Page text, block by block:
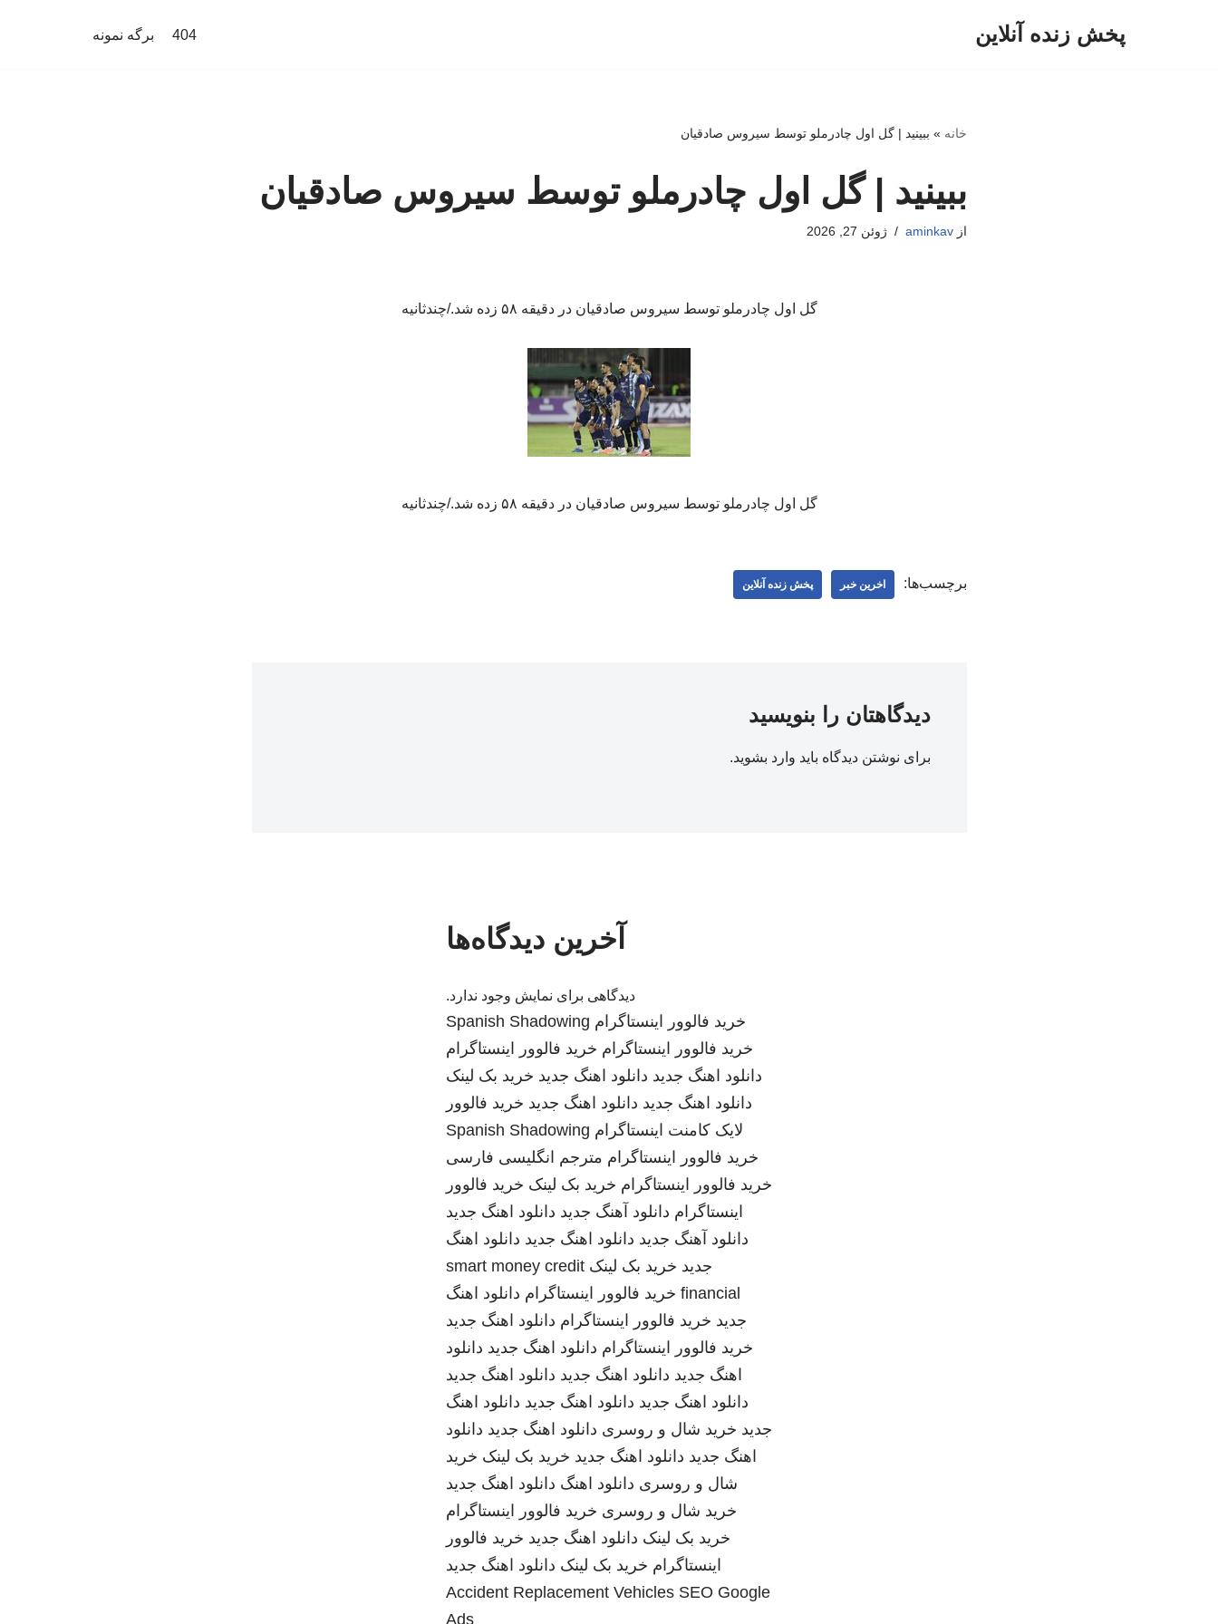
پخش زنده آنلاین 404 برگه نمونه
خانه » ببینید | گل اول چادرملو توسط سیروس صادقیان
ببینید | گل اول چادرملو توسط سیروس صادقیان
ازaminkav ژوئن 27, 2026
گل اول چادرملو توسط سیروس صادقیان در دقیقه ۵۸ زده شد./چندثانیه
گل اول چادرملو توسط سیروس صادقیان در دقیقه ۵۸ زده شد./چندثانیه
برچسب‌ها: اخرین خبر پخش زنده آنلاین
دیدگاهتان را بنویسید
برای نوشتن دیدگاه باید وارد بشوید.
آخرین دیدگاه‌ها
دیدگاهی برای نمایش وجود ندارد.
خرید فالوور اینستاگرام Spanish Shadowing
خرید فالوور اینستاگرام خرید فالوور اینستاگرام
دانلود اهنگ جدید دانلود اهنگ جدید خرید بک لینک
دانلود اهنگ جدید دانلود اهنگ جدید خرید فالوور
لایک کامنت اینستاگرام Spanish Shadowing
خرید فالوور اینستاگرام مترجم انگلیسی فارسی
خرید فالوور اینستاگرام خرید بک لینک خرید فالوور
اینستاگرام دانلود آهنگ جدید دانلود اهنگ جدید
دانلود آهنگ جدید دانلود اهنگ جدید دانلود اهنگ
جدید خرید بک لینک smart money credit
financial خرید فالوور اینستاگرام دانلود اهنگ
جدید خرید فالوور اینستاگرام دانلود اهنگ جدید
خرید فالوور اینستاگرام دانلود اهنگ جدید دانلود
اهنگ جدید دانلود اهنگ جدید دانلود اهنگ جدید
دانلود اهنگ جدید دانلود اهنگ جدید دانلود اهنگ
جدید خرید شال و روسری دانلود اهنگ جدید دانلود
اهنگ جدید دانلود اهنگ جدید خرید بک لینک خرید
شال و روسری دانلود اهنگ دانلود اهنگ جدید
خرید شال و روسری خرید فالوور اینستاگرام
خرید بک لینک دانلود اهنگ جدید خرید فالوور
اینستاگرام خرید بک لینک دانلود اهنگ جدید
Accident Replacement Vehicles SEO Google
Ads